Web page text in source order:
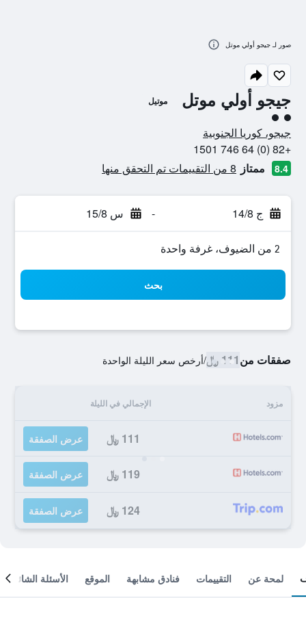
جيجو أولي موتل موتيل
تقييم فئة 2
جيجو، كوريا الجنوبية
+82 (0) 64 746 1501
8.4 ممتاز 8 من التقييمات تم التحقق منها
ج 14/8 - س 15/8
2 من الضيوف، غرفة واحدة
بحث
صفقات من111 ﷼ /أرخص سعر الليلة الواحدة
مزود الإجمالي في الليلة
111 ﷼ عرض الصفقة
119 ﷼ عرض الصفقة
124 ﷼ عرض الصفقة
صور لـ جيجو أولي موتل
لمحة عن التقييمات فنادق مشابهة الموقع الأسئلة الشائعة